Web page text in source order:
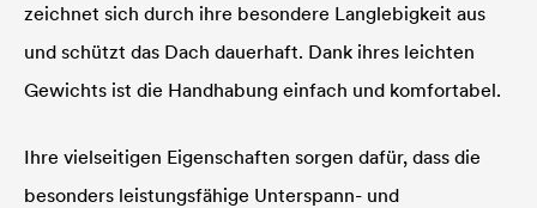
zeichnet sich durch ihre besondere Langlebigkeit aus
und schützt das Dach dauerhaft. Dank ihres leichten
Gewichts ist die Handhabung einfach und komfortabel.
Ihre vielseitigen Eigenschaften sorgen dafür, dass die
besonders leistungsfähige Unterspann- und